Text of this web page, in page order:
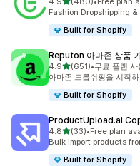
총 리뷰 480개
Fashion Dropshipping
Built for Shopify
Reputon 아마존 상품
4.9별 5개 중
(651)
총 리뷰 651개
•무료 플랜 사
아마존 드롭쉬핑을 시작
Built for Shopify
ProductUpload.ai
4.8별 5개 중
(33)
총 리뷰 33개
•Free plan
Bulk import products
Built for Shopify